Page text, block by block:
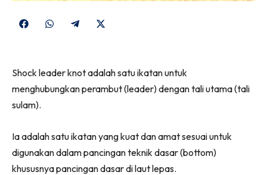
Share
Share
Share
(Twitter)
Shock leader knot adalah satu ikatan untuk
menghubungkan perambut (leader) dengan tali utama (tali
sulam).
Ia adalah satu ikatan yang kuat dan amat sesuai untuk
digunakan dalam pancingan teknik dasar (bottom)
khususnya pancingan dasar di laut lepas.